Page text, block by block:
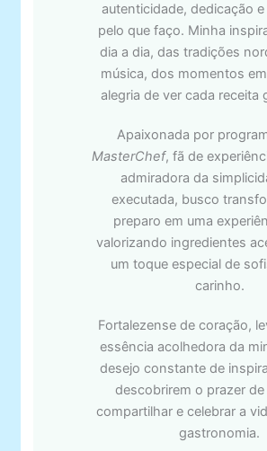
autenticidade, dedicação
pelo que faço. Minha
dia a dia, das tradições
música, dos momentos
alegria de ver cada receita
Apaixonada por
MasterChef, fã de
admiradora da
executada, busco
preparo em uma
valorizando ingredientes
um toque especial de
carinho.
Fortalezense de coração,
essência acolhedora da
desejo constante de
descobrirem o prazer
compartilhar e celebrar a
gastronomia.